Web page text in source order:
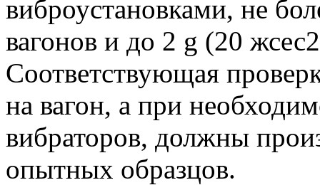
виброустановками, не
вагонов и до 2 g (20
Соответствующая
на вагон, а при
вибраторов, должны
опытных образцов.